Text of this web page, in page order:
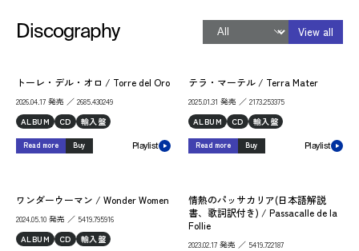
Discography View all
トーレ・デル・オロ / Torre del Oro
2026.04.17 発売 ／ 2685.430249
ALBUM
CD 輸入盤
Read more Buy Playlist
テラ・マーテル / Terra Mater
2025.01.31 発売 ／ 2173.253375
ALBUM
CD 輸入盤
Read more Buy Playlist
ワンダーウーマン / Wonder Women
2024.05.10 発売 ／ 5419.795916
ALBUM
CD 輸入盤
情熱のパッサカリア(日本語解説
書、歌詞訳付き) / Passacalle de la
Follie
2023.02.17 発売 ／ 5419.722187